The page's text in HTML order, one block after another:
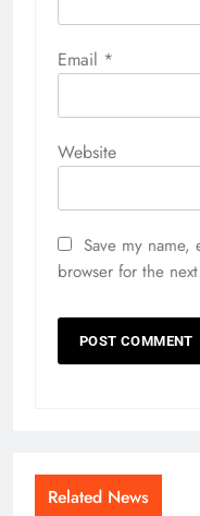
Email *
Website
Save my
browser for the
Related News